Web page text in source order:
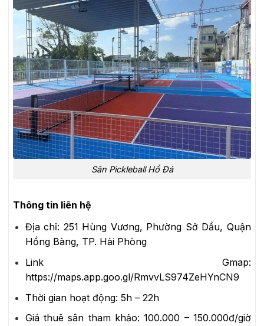
Sân Pickleball Hồ Đá
Thông tin liên hệ
Địa chỉ: 251 Hùng Vương, Phường Sở Dầu, Quận
Hồng Bàng, TP. Hải Phòng
Link Gmap:
https://maps.app.goo.gl/RmvvLS974ZeHYnCN9
Thời gian hoạt động: 5h – 22h
Giá thuê sân tham khảo:100.000 – 150.000đ/giờ